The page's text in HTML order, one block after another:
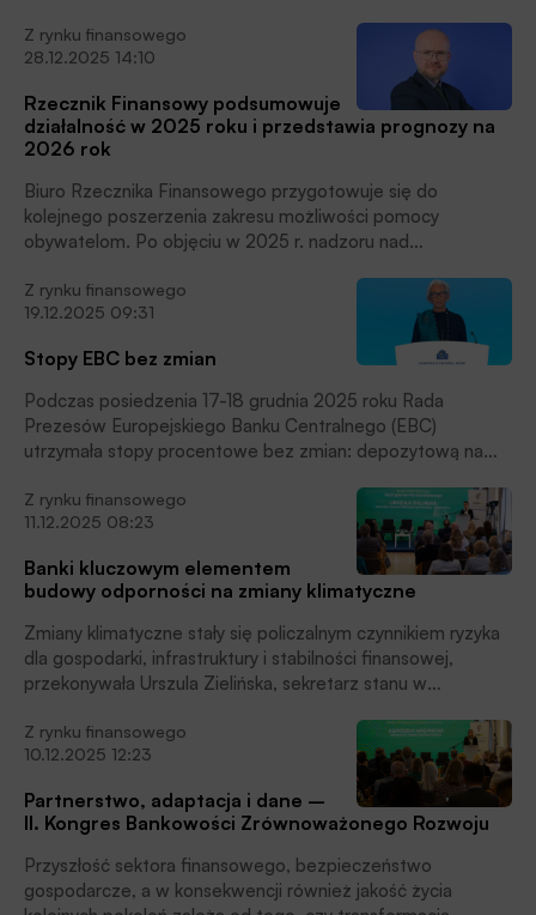
ryzykowna dla upraw w wielu regionach i może odbić się
negatywnie na tegorocznych zbiorach, czytamy w
ponad 38 tys. firm. Największe problemy dotyczą
transportu drogowego towarów, który odpowiada za około
75 proc. wszystkich zaległości sektora TSL. Dodatkowo 84
proc. przedsiębiorców przyznaje, że ich kontrahenci
również nie regulują zobowiązań na czas, czytamy w
informacji prasowej.
Z rynku finansowego
28.12.2025 14:10
Rzecznik Finansowy podsumowuje
działalność w 2025 roku i przedstawia prognozy na
2026 rok
Biuro Rzecznika Finansowego przygotowuje się do
kolejnego poszerzenia zakresu możliwości pomocy
obywatelom. Po objęciu w 2025 r. nadzoru nad
Rzecznik może zyskać uprawnienie do pomocy nadmiernie
zadłużonym i inwestującym w kryptowaluty. Eksperci
Rzecznika proponują wprowadzenie zmian prawnych, które
mogą ograniczyć finansowe skutki tzw. nieautoryzowanych
transakcji. W 2026 roku powinny pojawić się też orzeczenia
TSUE kluczowe dla ukształtowania linii orzeczniczej w
sprawach dotyczących sankcji kredytu darmowego i
WIBOR. W ubezpieczeniach kluczowymi kwestiami będzie
doprecyzowanie warunków umów ubezpieczeń mienia oraz
ujednolicenie zasad likwidacji szkód z OC komunikacyjnego,
Z rynku finansowego
19.12.2025 09:31
Stopy EBC bez zmian
Podczas posiedzenia 17-18 grudnia 2025 roku Rada
Prezesów Europejskiego Banku Centralnego (EBC)
utrzymała stopy procentowe bez zmian: depozytową na
2,40 proc.
Z rynku finansowego
11.12.2025 08:23
Banki kluczowym elementem
budowy odporności na zmiany klimatyczne
Zmiany klimatyczne stały się policzalnym czynnikiem ryzyka
dla gospodarki, infrastruktury i stabilności finansowej,
przekonywała Urszula Zielińska, sekretarz stanu w
podczas II Kongresu Bankowości Zrównoważonego
Rozwoju. W tym kontekście sektor bankowy, bazujący w
swej działalności na danych, scenariuszach i
prawdopodobieństwie, musi przejmować część
odpowiedzialności za wycenę ryzyka klimatycznego i
adresowanie kapitału tam, gdzie buduje on realną
odporność.
Z rynku finansowego
10.12.2025 12:23
Partnerstwo, adaptacja i dane –
II. Kongres Bankowości Zrównoważonego Rozwoju
Przyszłość sektora finansowego, bezpieczeństwo
gospodarcze, a w konsekwencji również jakość życia